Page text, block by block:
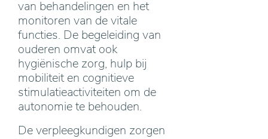
van behandelingen en het
monitoren van de vitale
functies. De begeleiding van
ouderen omvat ook
hygiënische zorg, hulp bij
mobiliteit en cognitieve
stimulatieactiviteiten om de
autonomie te behouden.
De verpleegkundigen zorgen